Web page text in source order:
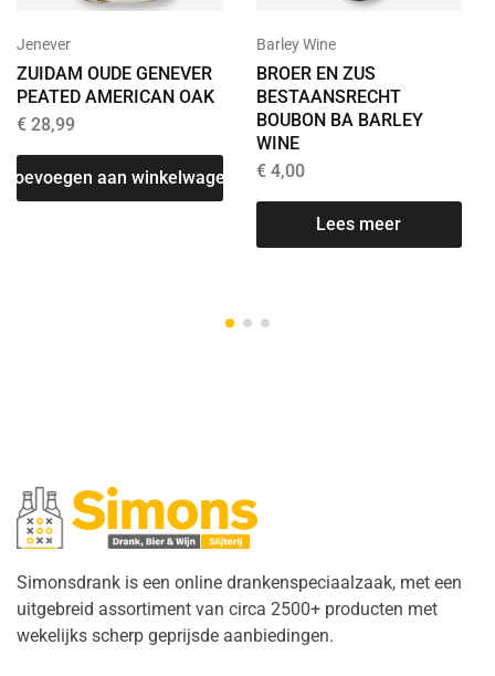
Jenever
ZUIDAM OUDE GENEVER
PEATED AMERICAN OAK
€ 28,99
Toevoegen aan winkelwagen
Barley Wine
BROER EN ZUS
BESTAANSRECHT
BOUBON BA BARLEY
WINE
€4,00
Lees meer
Simonsdrank is een online drankenspeciaalzaak, met een
uitgebreid assortiment van circa 2500+ producten met
wekelijks scherp geprijsde aanbiedingen.